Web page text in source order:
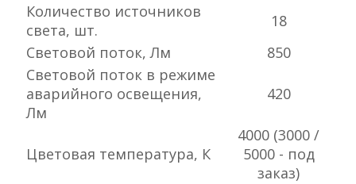
Количество источников
света, шт.
18
Световой поток, Лм
850
Световой поток в режиме
аварийного освещения,
Лм
420
Цветовая температура, К
4000 (3000 /
5000 - под
заказ)